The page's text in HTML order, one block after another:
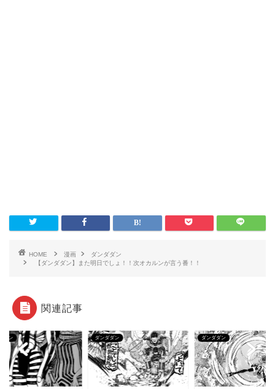
HOME 漫画
ダンダダン
【ダンダダン】また明日でしょ！！次オカルンが言う番！！
関連記事
ダン ダンダダン ダンダダン